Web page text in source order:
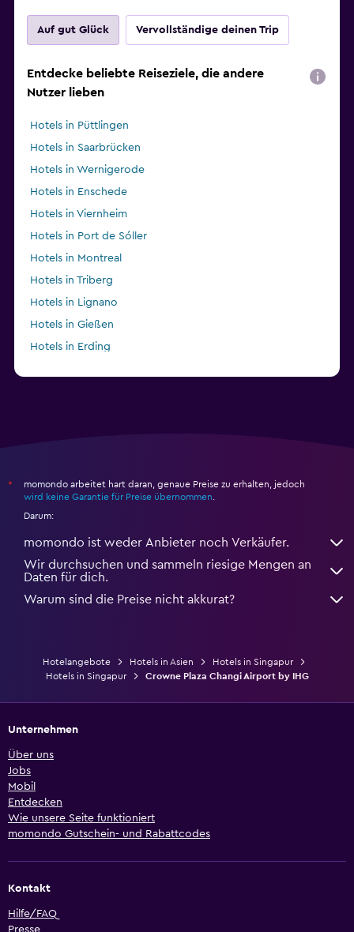
Auf gut Glück Vervollständige deinen Trip
Entdecke beliebte Reiseziele, die andere
Nutzer lieben
Hotels in Püttlingen
Hotels in Saarbrücken
Hotels in Wernigerode
Hotels in Enschede
Hotels in Viernheim
Hotels in Port de Sóller
Hotels in Montreal
Hotels in Triberg
Hotels in Lignano
Hotels in Gießen
Hotels in Erding
*
momondo arbeitet hart daran, genaue Preise zu erhalten, jedoch
wird keine Garantie für Preise übernommen
Darum:
momondo ist weder Anbieter noch Verkäufer.
Wir durchsuchen und sammeln riesige Mengen an
Daten für dich.
Warum sind die Preise nicht akkurat?
Hotelangebote Hotels in Asien
Hotels in Singapur
Hotels in Singapur
Crowne Plaza Changi Airport by IHG
Unternehmen
Über uns
Jobs
Mobil
Entdecken
Wie unsere Seite funktioniert
momondo Gutschein- und Rabattcodes
Kontakt
Hilfe/FAQ
Presse